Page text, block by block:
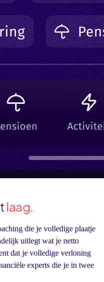
laag.
die je volledige plaatje
uitlegt wat je netto
dat je volledige verloning
experts die je in twee